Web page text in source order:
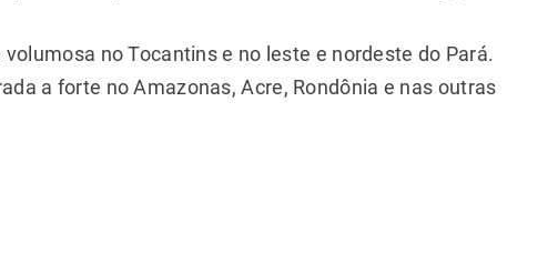
no Tocantins e no leste e nordeste do Pará.
a forte no Amazonas, Acre, Rondônia e nas outras